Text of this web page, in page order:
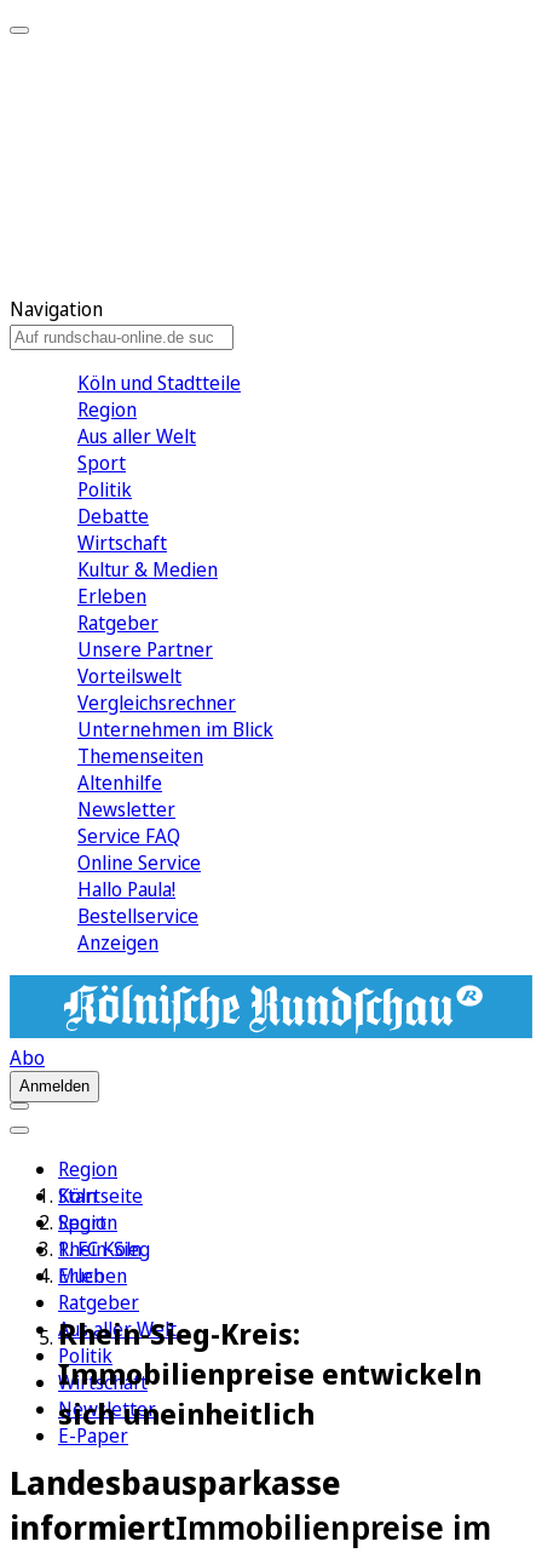
Navigation
Köln und Stadtteile
Region
Aus aller Welt
Sport
Politik
Debatte
Wirtschaft
Kultur & Medien
Erleben
Ratgeber
Unsere Partner
Vorteilswelt
Vergleichsrechner
Unternehmen im Blick
Themenseiten
Altenhilfe
Newsletter
Service FAQ
Online Service
Hallo Paula!
Bestellservice
Anzeigen
Abo
Anmelden
Region
Köln
Sport
1. FC Köln
Erleben
Ratgeber
Aus aller Welt
Politik
Wirtschaft
Newsletter
E-Paper
Startseite
Region
Rhein-Sieg
Much
Rhein-Sieg-Kreis:
Immobilienpreise entwickeln
sich uneinheitlich
Landesbausparkasse
informiertImmobilienpreise im